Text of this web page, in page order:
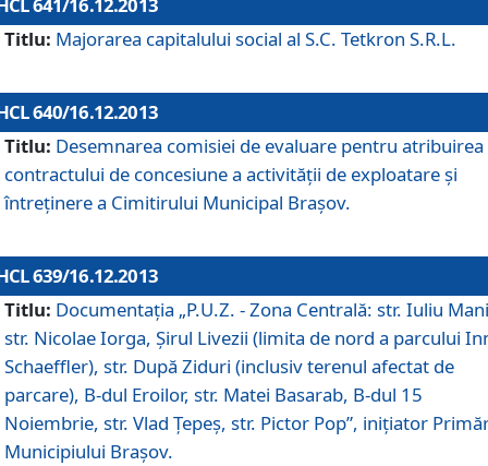
641/16.12.2013
Titlu: Majorarea capitalului social al S.C. Tetkron S.R.L.
640/16.12.2013
Titlu: Desemnarea comisiei de evaluare pentru atribuirea
contractului de concesiune a activităţii de exploatare şi
întreţinere a Cimitirului Municipal Braşov.
639/16.12.2013
Titlu: Documentaţia „P.U.Z. - Zona Centrală: str. Iuliu
str. Nicolae Iorga, Şirul Livezii (limita de nord a parcului
Schaeffler), str. După Ziduri (inclusiv terenul afectat de
parcare), B-dul Eroilor, str. Matei Basarab, B-dul 15
Noiembrie, str. Vlad Ţepeş, str. Pictor Pop”, iniţiator
Municipiului Braşov.